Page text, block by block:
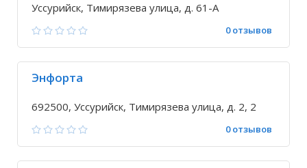
Уссурийск, Тимирязева улица, д. 61-А
0 отзывов
Энфорта
692500, Уссурийск, Тимирязева улица, д. 2, 2
0 отзывов